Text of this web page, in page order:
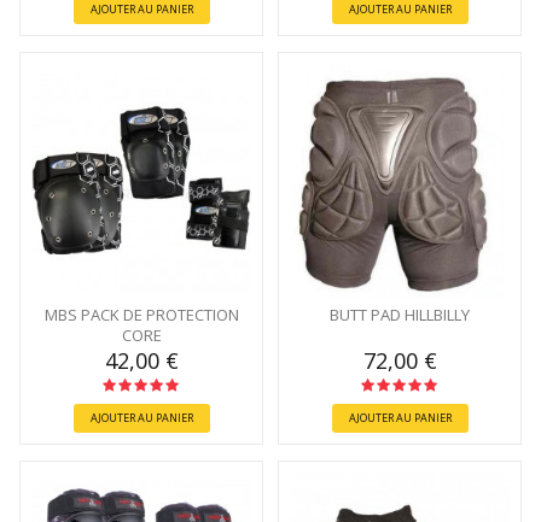
AJOUTER AU PANIER AJOUTER AU PANIER
MBS PACK DE PROTECTION
CORE
42,00 €
AJOUTER AU PANIER
BUTT PAD HILLBILLY
72,00 €
AJOUTER AU PANIER